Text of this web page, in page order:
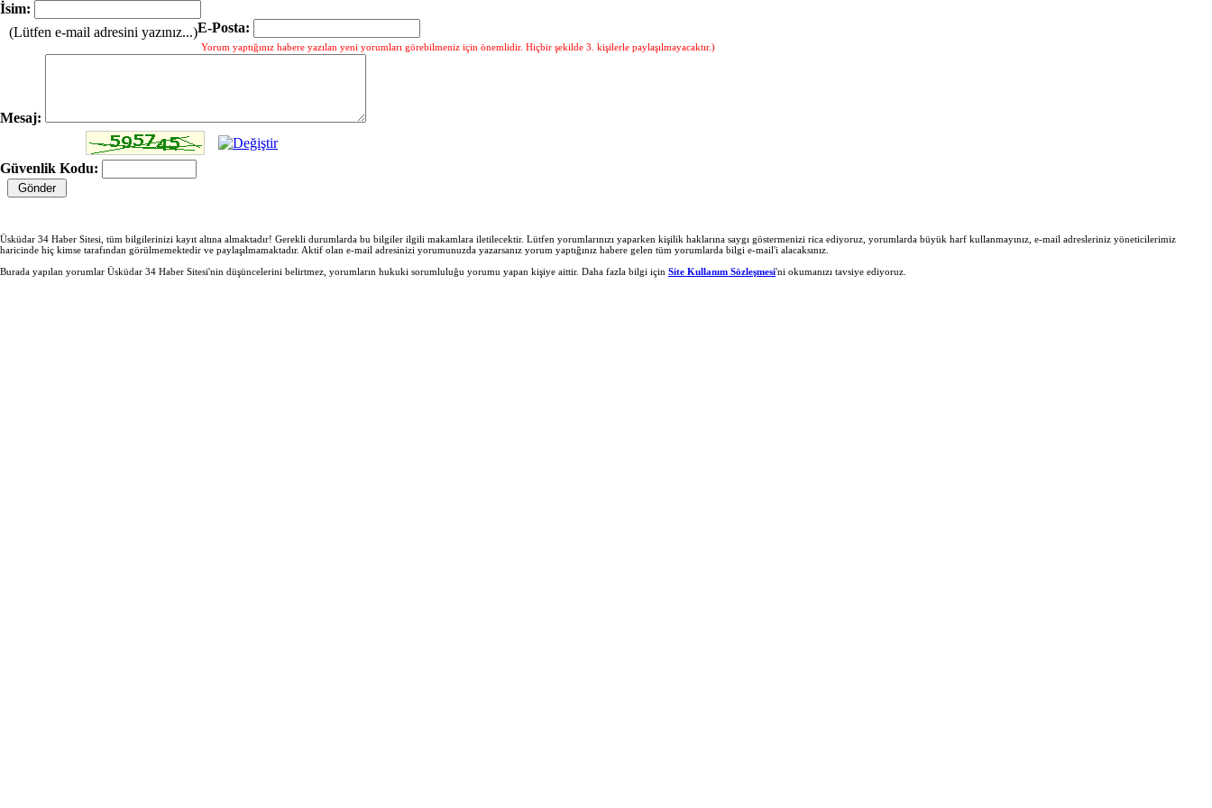
İsim:
E-Posta:
(Lütfen e-mail adresini yazınız...)
Yorum yaptığınız habere yazılan yeni yorumları görebilmeniz için önemlidir. Hiçbir şekilde 3. kişilerle paylaşılmayacaktır.)
Mesaj:
Güvenlik Kodu:
Üsküdar 34 Haber Sitesi, tüm bilgilerinizi kayıt altına almaktadır! Gerekli durumlarda bu bilgiler ilgili makamlara iletilecektir. Lütfen yorumlarınızı yaparken kişilik haklarına saygı göstermenizi rica ediyoruz, yorumlarda büyük harf kullanmayınız, e-mail adresleriniz yöneticilerimiz
haricinde hiç kimse tarafından görülmemektedir ve paylaşılmamaktadır. Aktif olan e-mail adresinizi yorumunuzda yazarsanız yorum yaptığınız habere gelen tüm yorumlarda bilgi e-mail'i alacaksınız.
Burada yapılan yorumlar Üsküdar 34 Haber Sitesi'nin düşüncelerini belirtmez, yorumların hukuki sorumluluğu yorumu yapan kişiye aittir. Daha fazla bilgi için Site Kullanım Sözleşmesi'ni okumanızı tavsiye ediyoruz.